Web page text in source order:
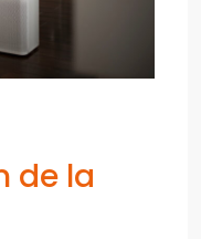
de la